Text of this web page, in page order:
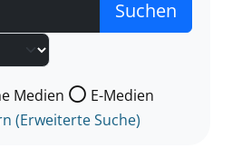
nach der Sie suchen wollen.
Medien
E-Medien
(Erweiterte Suche)